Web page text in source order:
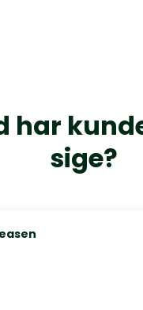
har
sige?